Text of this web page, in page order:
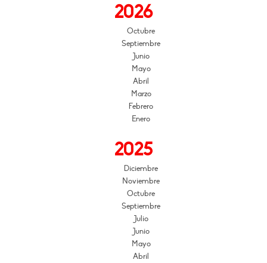
2026
Octubre
Septiembre
Junio
Mayo
Abril
Marzo
Febrero
Enero
2025
Diciembre
Noviembre
Octubre
Septiembre
Julio
Junio
Mayo
Abril